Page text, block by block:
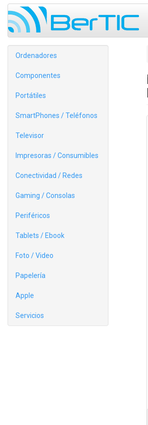
Ordenadores
Componentes
Portátiles
SmartPhones / Teléfonos
Televisor
Impresoras / Consumibles
Conectividad / Redes
Gaming / Consolas
Periféricos
Tablets / Ebook
Foto / Video
Papelería
Apple
Servicios